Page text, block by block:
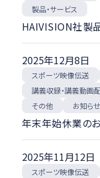
ニュースカテ
イベント
お知らせ
ニュース
メディア
納品・受注
経営
製品・サ
製品・サービス
HAIVISION社製
2025年12月8日
スポーツ映像伝送
講義収録・講義動画
その他 お知らせ
年末年始休業の
2025年11月12日
スポーツ映像伝送